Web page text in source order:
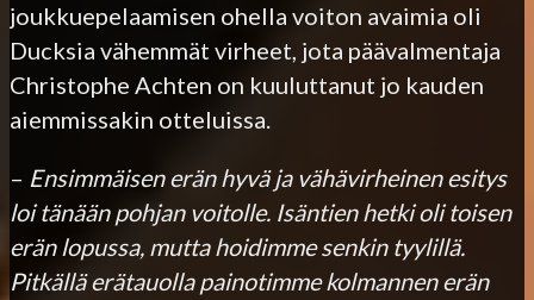
joukkuepelaamisen ohella voiton avaimia oli
Ducksia vähemmät virheet, jota päävalmentaja
Christophe Achten on kuuluttanut jo kauden
aiemmissakin otteluissa.
– Ensimmäisen erän hyvä ja vähävirheinen esitys
loi tänään pohjan voitolle. Isäntien hetki oli toisen
erän lopussa, mutta hoidimme senkin tyylillä.
Pitkällä erätauolla painotimme kolmannen erän